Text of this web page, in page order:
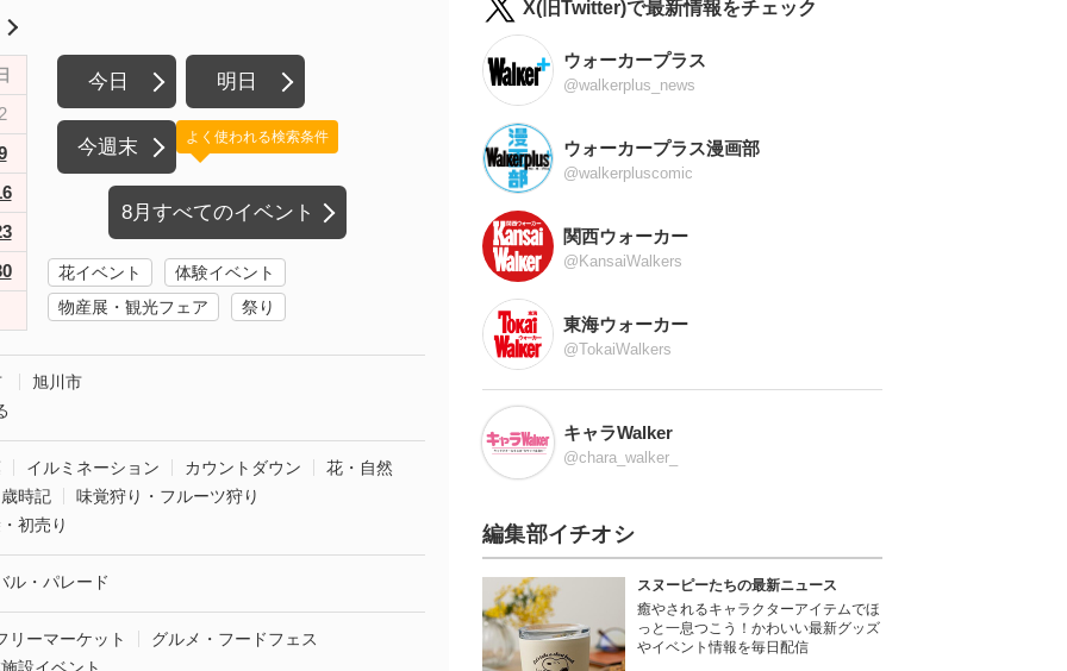
今日 明日
今週末
8月すべてのイベント
よく使われる検索条件
花イベント
体験イベント
物産展・観光フェア
祭り
旭川市
イルミネーション カウントダウン
花・自然
時記
味覚狩り・フルーツ狩り
初売り
ル・パレード
リーマーケット
グルメ・フードフェス
X(旧Twitter)で最新情報をチェック
ウォーカープラス
@walkerplus_news
ウォーカープラス漫画部
@walkerpluscomic
関西ウォーカー
@KansaiWalkers
東海ウォーカー
@TokaiWalkers
キャラWalker
@chara_walker_
編集部イチオシ
スヌーピーたちの最新ニュース
癒やされるキャラクターアイテムでほ
っと一息つこう！かわいい最新グッズ
やイベント情報を毎日配信